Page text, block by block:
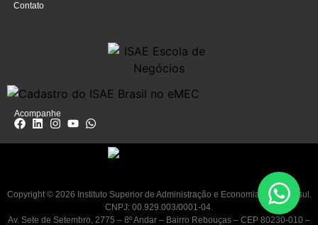
Contato
Acompanhe
Copyright © 2026 Instituto Superior de Administração e Economia do Mercosul.
CNPJ: 00.929.003/0001-04.
Av. Sete de Setembro, 2775 – 8º Andar – Bairro Rebouças – CEP 80230-010 –